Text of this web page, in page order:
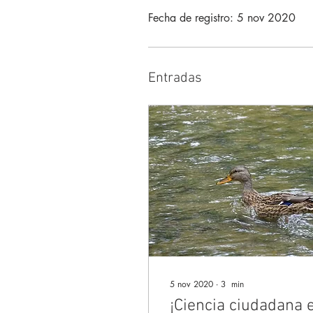
Fecha de registro: 5 nov 2020
Entradas
5 nov 2020 ∙ 3 min
¡Ciencia ciudadana